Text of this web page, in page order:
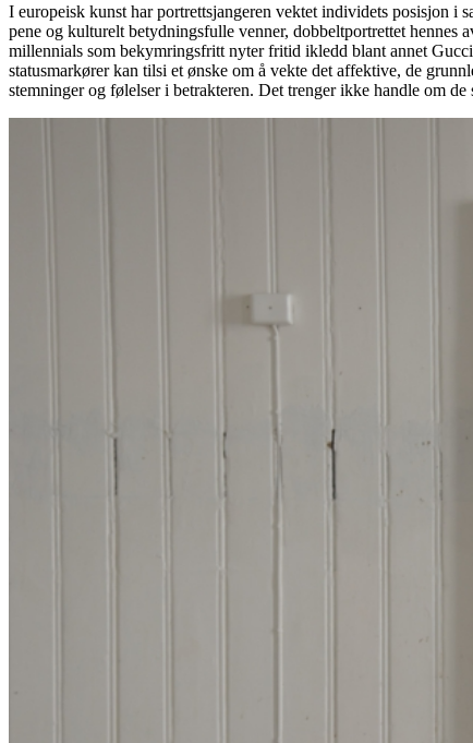
I europeisk kunst har portrettsjangeren vektet individets posisjon i
pene og kulturelt betydningsfulle venner, dobbeltportrettet
millennials som bekymringsfritt nyter fritid ikledd blant annet
statusmarkører kan tilsi et ønske om å vekte det affektive, de
stemninger og følelser i betrakteren. Det trenger ikke handle om